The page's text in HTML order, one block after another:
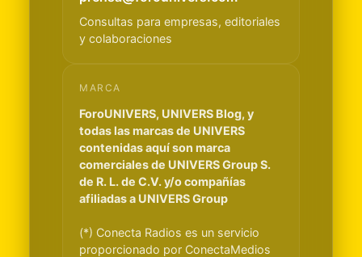
Consultas para empresas, editoriales
y colaboraciones
MARCA
ForoUNIVERS, UNIVERS Blog, y
todas las marcas de UNIVERS
contenidas aquí son marca
comerciales de UNIVERS Group S.
de R. L. de C.V. y/o compañías
afiliadas a UNIVERS Group
(*) Conecta Radios es un servicio
proporcionado por ConectaMedios